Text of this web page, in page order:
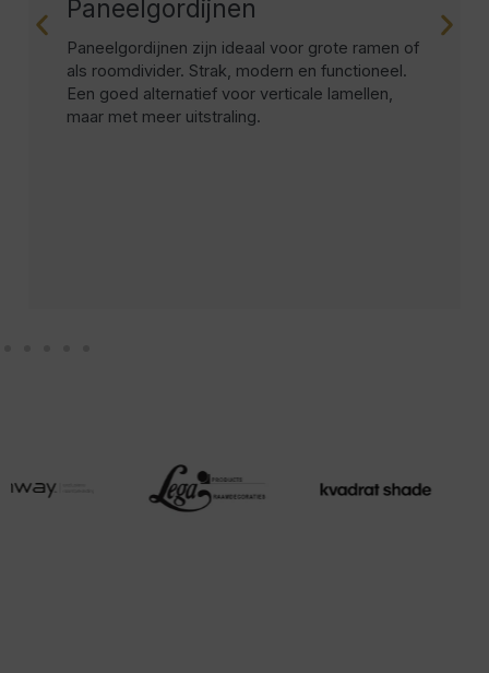
Paneelgordijnen
Paneelgordijnen zijn ideaal voor grote ramen of
als roomdivider. Strak, modern en functioneel.
Een goed alternatief voor verticale lamellen,
maar met meer uitstraling.